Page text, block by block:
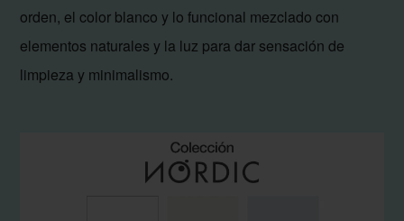
orden, el color blanco y lo funcional mezclado con
elementos naturales y la luz para dar sensación de
limpieza y minimalismo.